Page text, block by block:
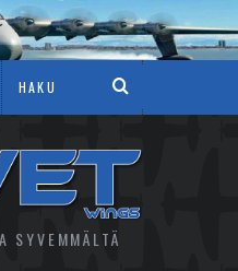
SYVEMMÄLTÄ